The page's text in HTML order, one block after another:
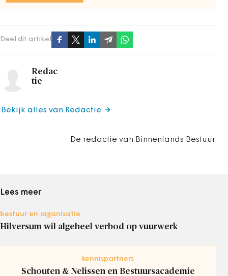
Deel dit artikel
Redac
tie
De redactie van Binnenlands Bestuur
Bekijk alles van Redactie
Lees meer
bestuur en organisatie
Hilversum wil algeheel verbod op vuurwerk
kennispartners
Schouten & Nelissen en Bestuursacademie